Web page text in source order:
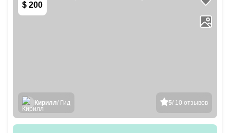
$ 200
5/ 10 отзывов
Кирилл/ Гид